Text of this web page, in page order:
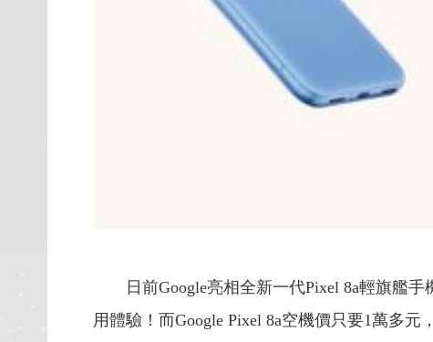
日前Google亮相全新一代Pixel 8a輕旗艦
用體驗！而Google Pixel 8a空機價只要1萬多